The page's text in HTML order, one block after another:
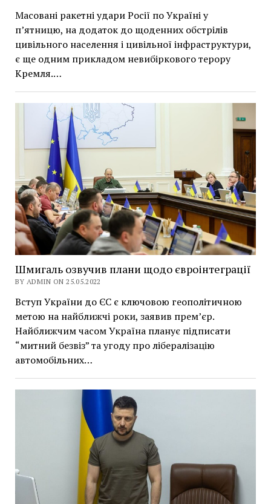
Масовані ракетні удари Росії по Україні у
п’ятницю, на додаток до щоденних обстрілів
цивільного населення і цивільної інфраструктури,
є ще одним прикладом невибіркового терору
Кремля.…
Шмигаль озвучив плани щодо євроінтеграції
BY ADMIN ON 25.05.2022
Вступ України до ЄС є ключовою геополітичною
метою на найближчі роки, заявив прем’єр.
Найближчим часом Україна планує підписати
“митний безвіз” та угоду про лібералізацію
автомобільних…